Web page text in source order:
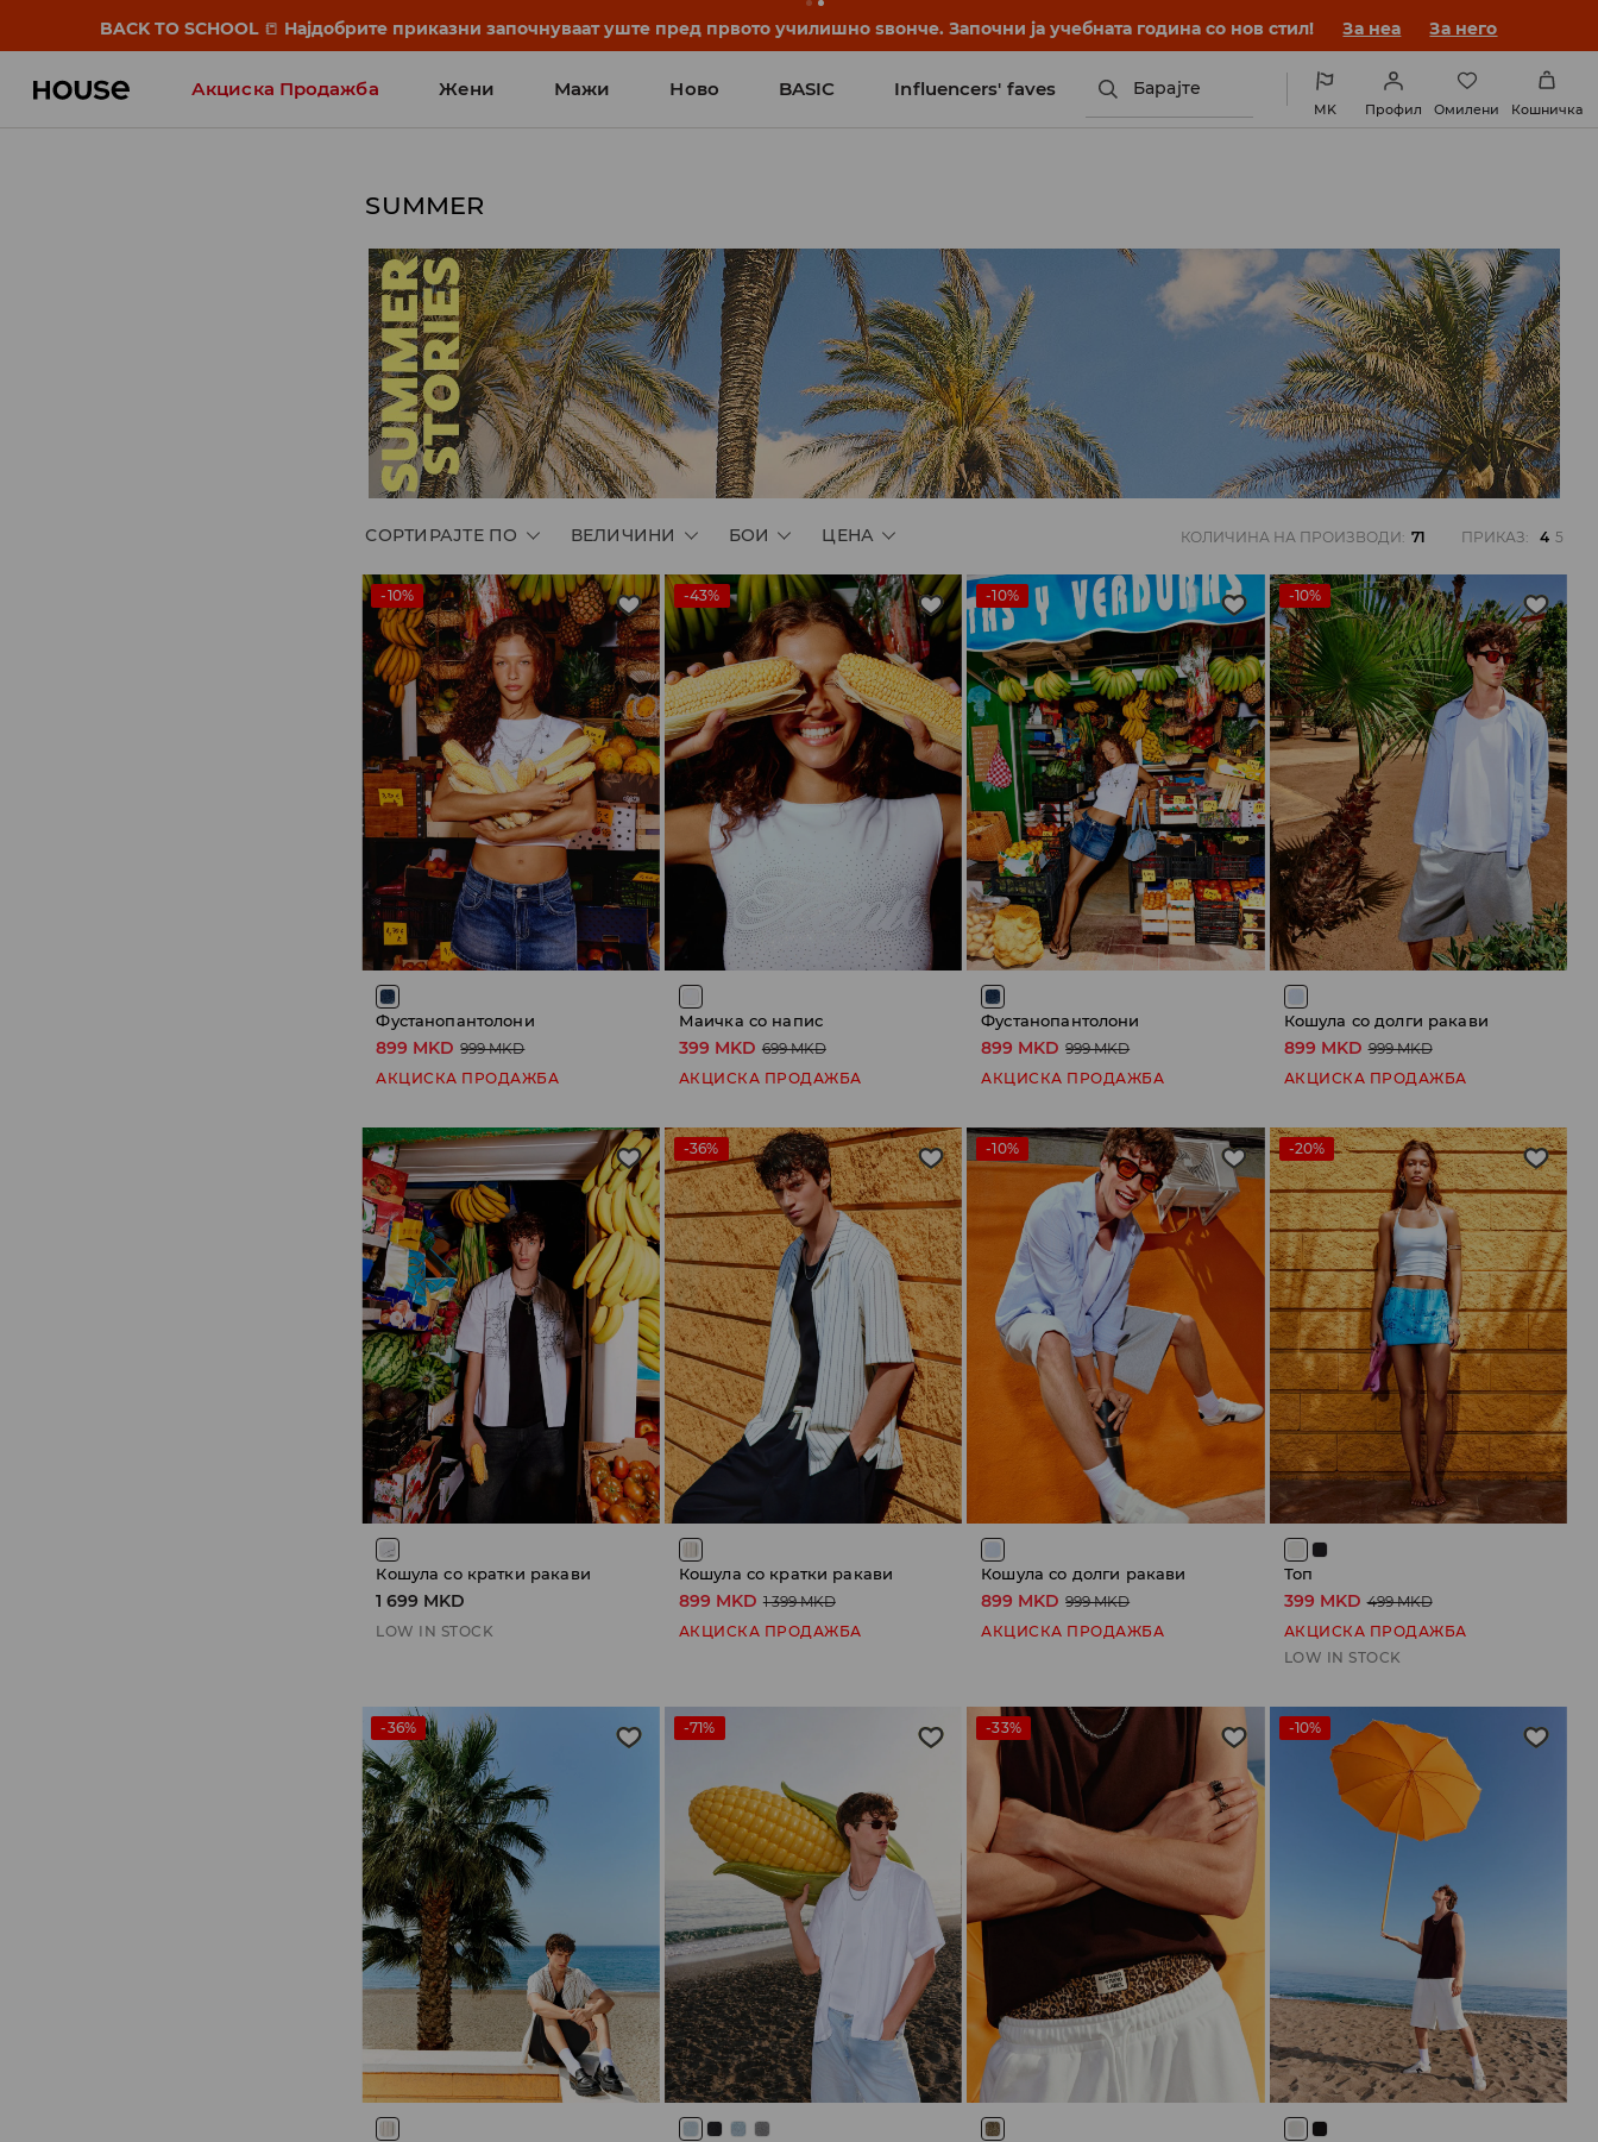
BACK TO SCHOOL 📒 Најдобрите приказни започнуваат уште пред првото училишно ѕвонче. Започни ја учебната година со нов стил! За неа За него
Акциска Продажба Жени Мажи Ново BASIC Influencers' faves Барајте
MK Профил Омилени Кошничка
SUMMER
СОРТИРАЈТЕ ПО ВЕЛИЧИНИ БОИ ЦЕНА КОЛИЧИНА НА ПРОИЗВОДИ: 71 ПРИКАЗ: 4 5
-10%
Фустанопантолони
899 MKD 999 MKD
АКЦИСКА ПРОДАЖБА
-43%
Маичка со напис
399 MKD 699 MKD
АКЦИСКА ПРОДАЖБА
-10%
Фустанопантолони
899 MKD 999 MKD
АКЦИСКА ПРОДАЖБА
-10%
Кошула со долги ракави
899 MKD 999 MKD
АКЦИСКА ПРОДАЖБА
Кошула со кратки ракави
1 699 MKD
LOW IN STOCK
-36%
Кошула со кратки ракави
899 MKD 1 399 MKD
АКЦИСКА ПРОДАЖБА
-10%
Кошула со долги ракави
899 MKD 999 MKD
АКЦИСКА ПРОДАЖБА
-20%
Топ
399 MKD 499 MKD
АКЦИСКА ПРОДАЖБА
LOW IN STOCK
-36% -71% -33% -10%